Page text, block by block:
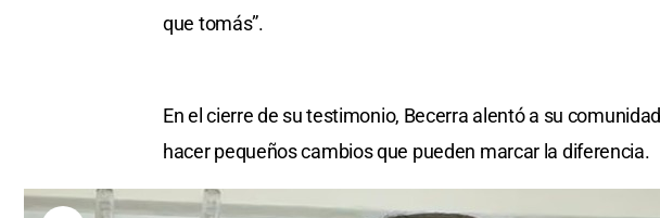
que tomás”.
En el cierre de su testimonio, Becerra alentó a su
hacer pequeños cambios que pueden marcar la diferencia.